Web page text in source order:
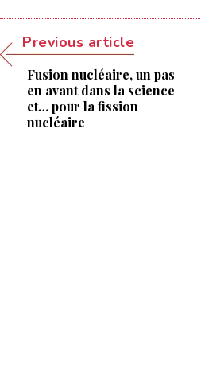
Previous article
Fusion nucléaire, un pas
en avant dans la science
et… pour la fission
nucléaire